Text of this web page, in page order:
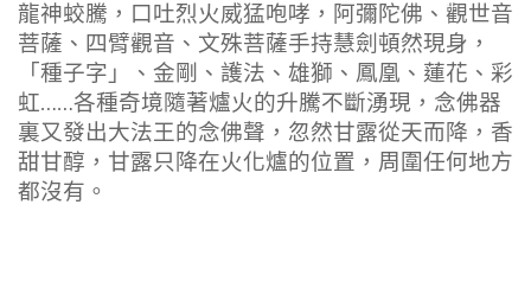
龍神蛟騰，口吐烈火威猛咆哮，阿彌陀佛、觀世音
菩薩、四臂觀音、文殊菩薩手持慧劍頓然現身，
「種子字」、金剛、護法、雄獅、鳳凰、蓮花、彩
虹……各種奇境隨著爐火的升騰不斷湧現，念佛器
裏又發出大法王的念佛聲，忽然甘露從天而降，香
甜甘醇，甘露只降在火化爐的位置，周圍任何地方
都沒有。